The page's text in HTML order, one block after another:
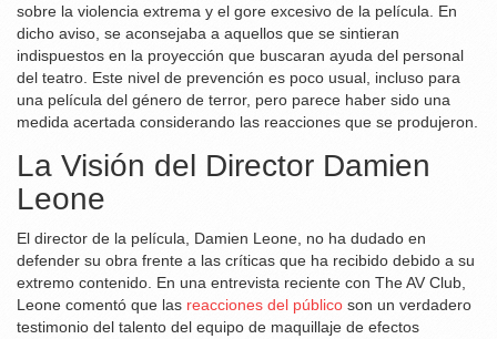
sobre la violencia extrema y el gore excesivo de la película. En
dicho aviso, se aconsejaba a aquellos que se sintieran
indispuestos en la proyección que buscaran ayuda del personal
del teatro. Este nivel de prevención es poco usual, incluso para
una película del género de terror, pero parece haber sido una
medida acertada considerando las reacciones que se produjeron.
La Visión del Director Damien
Leone
El director de la película, Damien Leone, no ha dudado en
defender su obra frente a las críticas que ha recibido debido a su
extremo contenido. En una entrevista reciente con The AV Club,
Leone comentó que las reacciones del público son un verdadero
testimonio del talento del equipo de maquillaje de efectos